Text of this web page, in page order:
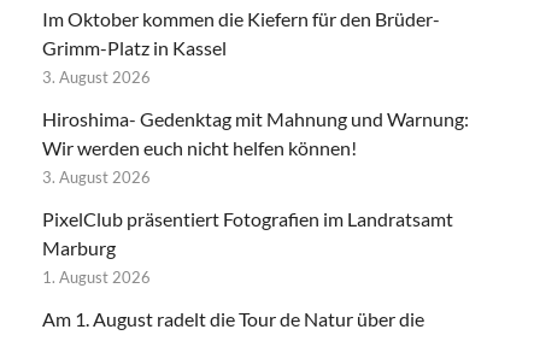
Im Oktober kommen die Kiefern für den Brüder-
Grimm-Platz in Kassel
3. August 2026
Hiroshima- Gedenktag mit Mahnung und Warnung:
Wir werden euch nicht helfen können!
3. August 2026
PixelClub präsentiert Fotografien im Landratsamt
Marburg
1. August 2026
Am 1. August radelt die Tour de Natur über die